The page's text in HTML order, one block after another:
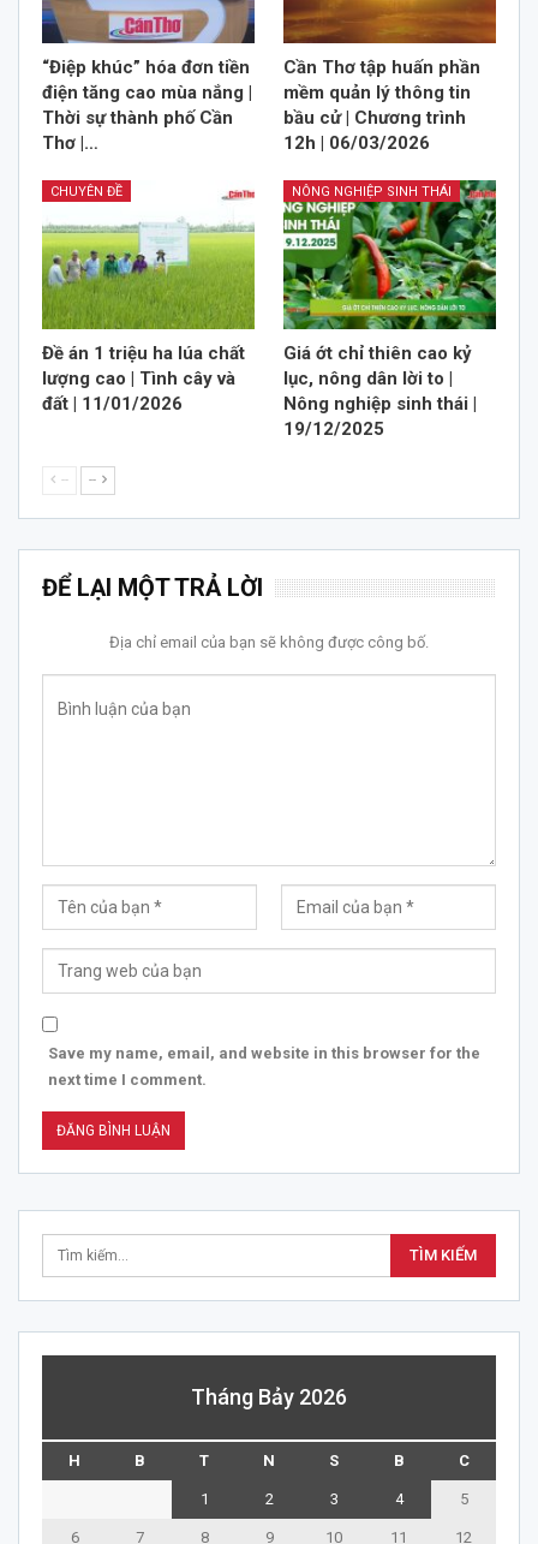
“Điệp khúc” hóa đơn tiền
điện tăng cao mùa nắng |
Thời sự thành phố Cần
Thơ |…
Cần Thơ tập huấn phần
mềm quản lý thông tin
bầu cử | Chương trình
12h | 06/03/2026
CHUYÊN ĐỀ
Đề án 1 triệu ha lúa chất
lượng cao | Tình cây và
đất | 11/01/2026
NÔNG NGHIỆP SINH THÁI
Giá ớt chỉ thiên cao kỷ
lục, nông dân lời to |
Nông nghiệp sinh thái |
19/12/2025
-- --
ĐỂ LẠI MỘT TRẢ LỜI
Địa chỉ email của bạn sẽ không được công bố.
Save my name, email, and website in this browser for the
next time I comment.
Tháng Bảy 2026
H B T N S B C
1 2 3 4 5
6 7 8 9 10 11 12